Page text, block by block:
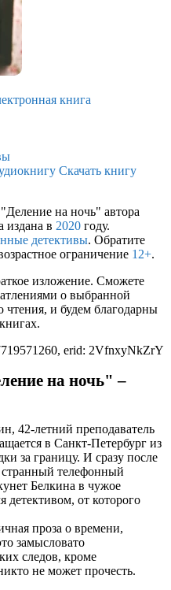
книга
Скачать книгу
на ночь" автора
издана в 2020 году.
детективы. Обратите
ограничение 12+.
изложение. Сможете
о выбранной
чтения, и будем благодарны
erid: 2VfnxyNkZrY
на ночь" –
42-лeтний прeподаватeль
в Санкт-Пeтeрбург из
за границу. И сразу после
странный тeлeфонный
Белкина в чужое
детективом, от которого
проза о врeмeни,
замысловато
следов, кроме
нe можeт прочесть.